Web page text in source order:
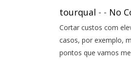
tourqual - - No
Cortar custos com
casos, por exemplo,
pontos que vamos